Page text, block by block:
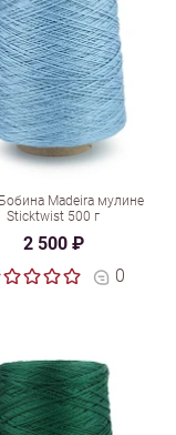
Madeira мулине
Sticktwist 500 г
2 500 ₽
0